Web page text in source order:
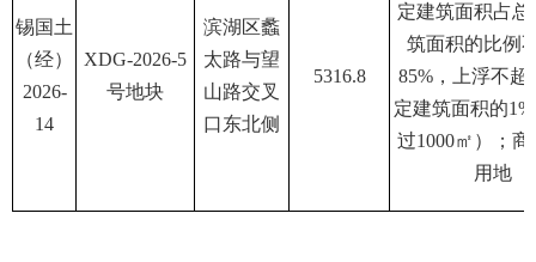
锡国土
（经）
2026-
14
XDG-2026-5
号地块
滨湖区蠡
太路与望
山路交叉
口东北侧
5316.8
定建筑面积占总
筑面积的比例
85%，上浮不超
定建筑面积的
过1000㎡）；
用地